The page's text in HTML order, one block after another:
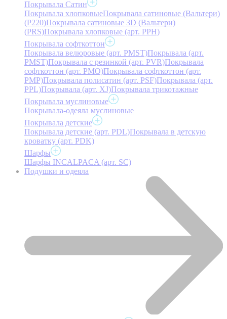
Покрывала Сатин
Покрывала хлопковыеПокрывала сатиновые (Вальтери)
(P220)Покрывала сатиновые 3D (Вальтери)
(PRS)Покрывала хлопковые (арт. PPH)
Покрывала софткоттон
Покрывала велюровые (арт. PMST)Покрывала (арт.
PMST)Покрывала с резинкой (арт. PVR)Покрывала
софткоттон (арт. PMO)Покрывала софткоттон (арт.
PMP)Покрывала полисатин (арт. PSF)Покрывала (арт.
PPL)Покрывала (арт. XJ)Покрывала трикотажные
Покрывала муслиновые
Покрывала-одеяла муслиновые
Покрывала детские
Покрывала детские (арт. PDL)Покрывала в детскую
кроватку (арт. PDK)
Шарфы
Шарфы INCALPACA (арт. SC)
Подушки и одеяла